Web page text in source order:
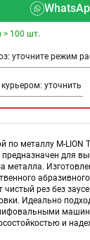
> 100 шт.
уточните режим
уточнить
по металлу M-LION
предназначен для
металла.
чистый рез без
Идеально
и